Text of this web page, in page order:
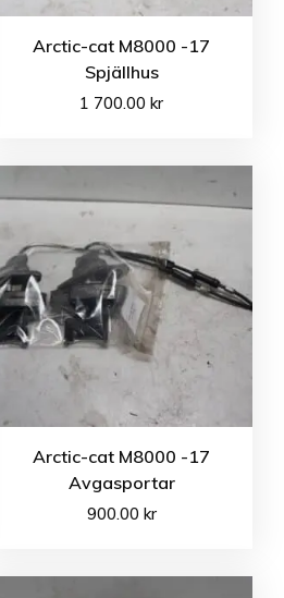
Arctic-cat M8000 -17
Spjällhus
1 700.00kr
Arctic-cat M8000 -17
Avgasportar
900.00 kr